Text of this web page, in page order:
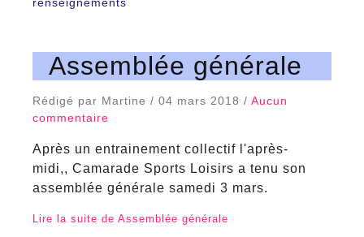
Assemblée générale
Rédigé par Martine / 04 mars 2018 / Aucun
commentaire
Après un entrainement collectif l'après-
midi,, Camarade Sports Loisirs a tenu son
assemblée générale samedi 3 mars.
Lire la suite de Assemblée générale